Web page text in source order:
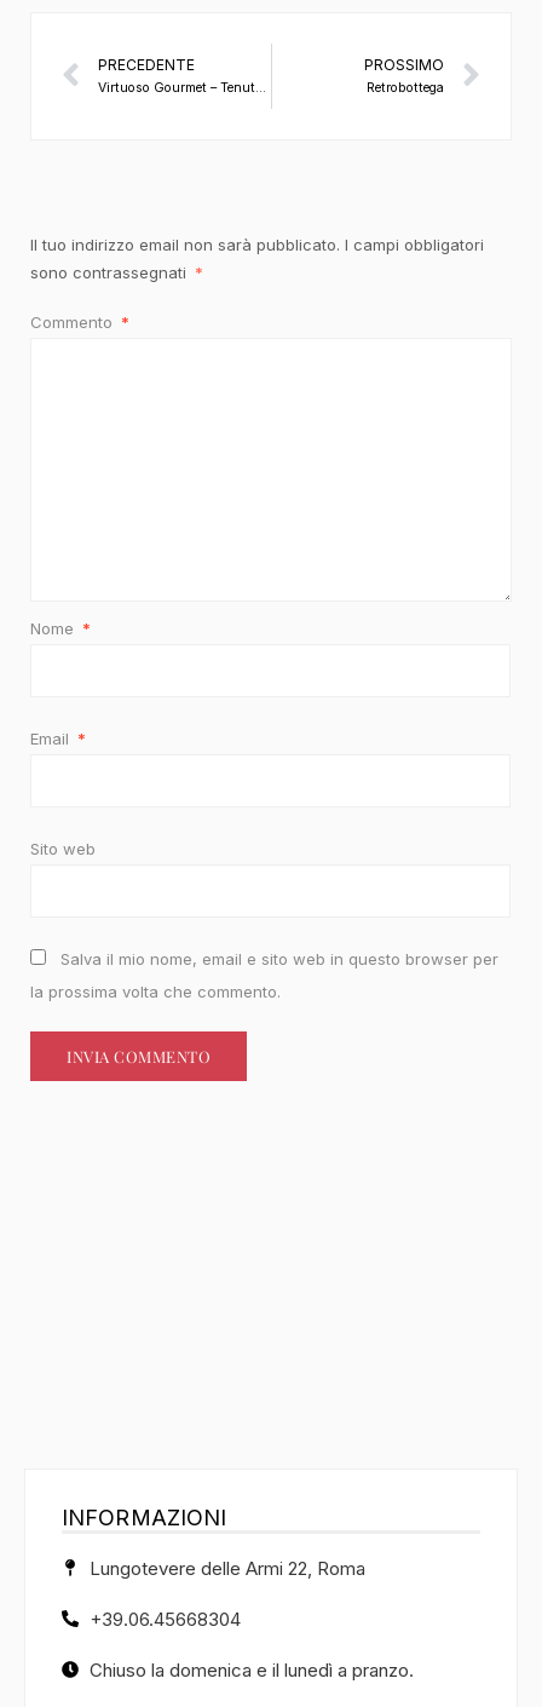
PRECEDENTE
Virtuoso Gourmet – Tenuta le tre virtù
PROSSIMO
Retrobottega
Il tuo indirizzo email non sarà pubblicato. I campi obbligatori
sono contrassegnati *
Commento *
Nome *
Email *
Sito web
Salva il mio nome, email e sito web in questo browser per
la prossima volta che commento.
INFORMAZIONI
Lungotevere delle Armi 22, Roma
+39.06.45668304
Chiuso la domenica e il lunedì a pranzo.